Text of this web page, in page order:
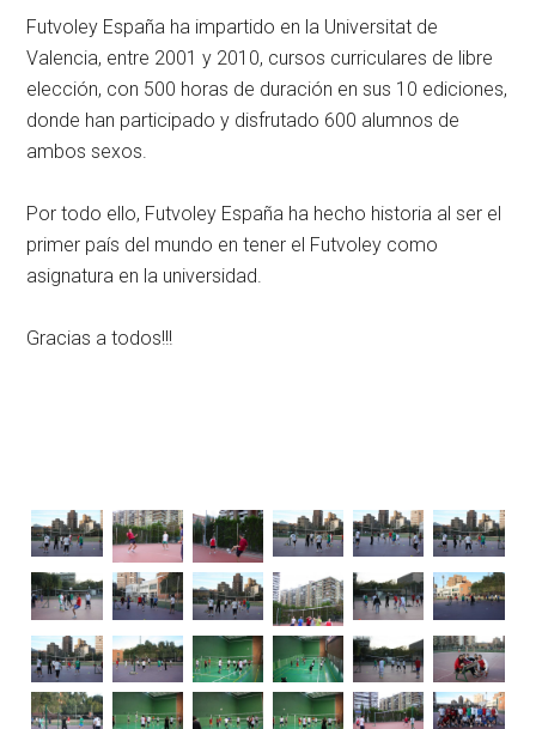
Futvoley España ha impartido en la Universitat de
Valencia, entre 2001 y 2010, cursos curriculares de libre
elección, con 500 horas de duración en sus 10 ediciones,
donde han participado y disfrutado 600 alumnos de
ambos sexos.
Por todo ello, Futvoley España ha hecho historia al ser el
primer país del mundo en tener el Futvoley como
asignatura en la universidad.
Gracias a todos!!!